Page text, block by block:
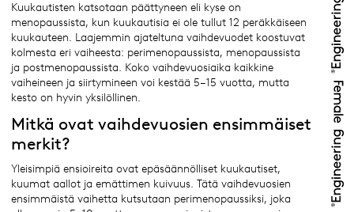
Kuukautisten katsotaan päättyneen eli kyse on
menopaussista, kun kuukautisia ei ole tullut 12 peräkkäiseen
kuukauteen. Laajemmin ajateltuna vaihdevuodet koostuvat
kolmesta eri vaiheesta: perimenopaussista, menopaussista
ja postmenopaussista. Koko vaihdevuosiaika kaikkine
vaiheineen ja siirtymineen voi kestää 5–15 vuotta, mutta
kesto on hyvin yksilöllinen.
Mitkä ovat vaihdevuosien ensimmäiset
merkit?
Yleisimpiä ensioireita ovat epäsäännölliset kuukautiset,
kuumat aallot ja emättimen kuivuus. Tätä vaihdevuosien
ensimmäistä vaihetta kutsutaan perimenopaussiksi, joka